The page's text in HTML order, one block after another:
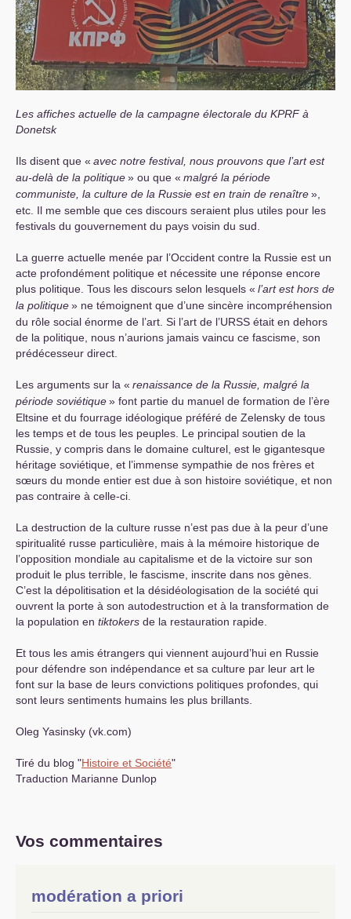
Les affiches actuelle de la campagne électorale du KPRF à
Donetsk
Ils disent que « avec notre festival, nous prouvons que l’art est
au-delà de la politique» ou que « malgré la période
communiste, la culture de la Russie est en train de renaître»,
etc. Il me semble que ces discours seraient plus utiles pour les
festivals du gouvernement du pays voisin du sud.
La guerre actuelle menée par l’Occident contre la Russie est un
acte profondément politique et nécessite une réponse encore
plus politique. Tous les discours selon lesquels « l’art est hors de
la politique» ne témoignent que d’une sincère incompréhension
du rôle social énorme de l’art. Si l’art de l’URSS était en dehors
de la politique, nous n’aurions jamais vaincu ce fascisme, son
prédécesseur direct.
Les arguments sur la « renaissance de la Russie, malgré la
période soviétique» font partie du manuel de formation de l’ère
Eltsine et du fourrage idéologique préféré de Zelensky de tous
les temps et de tous les peuples. Le principal soutien de la
Russie, y compris dans le domaine culturel, est le gigantesque
héritage soviétique, et l’immense sympathie de nos frères et
sœurs du monde entier est due à son histoire soviétique, et non
pas contraire à celle-ci.
La destruction de la culture russe n’est pas due à la peur d’une
spiritualité russe particulière, mais à la mémoire historique de
l’opposition mondiale au capitalisme et de la victoire sur son
produit le plus terrible, le fascisme, inscrite dans nos gènes.
C’est la dépolitisation et la désidéologisation de la société qui
ouvrent la porte à son autodestruction et à la transformation de
la population en tiktokers de la restauration rapide.
Et tous les amis étrangers qui viennent aujourd’hui en Russie
pour défendre son indépendance et sa culture par leur art le
font sur la base de leurs convictions politiques profondes, qui
sont leurs sentiments humains les plus brillants.
Oleg Yasinsky (vk.com)
Tiré du blog "Histoire et Société"
Traduction Marianne Dunlop
Vos commentaires
modération a priori